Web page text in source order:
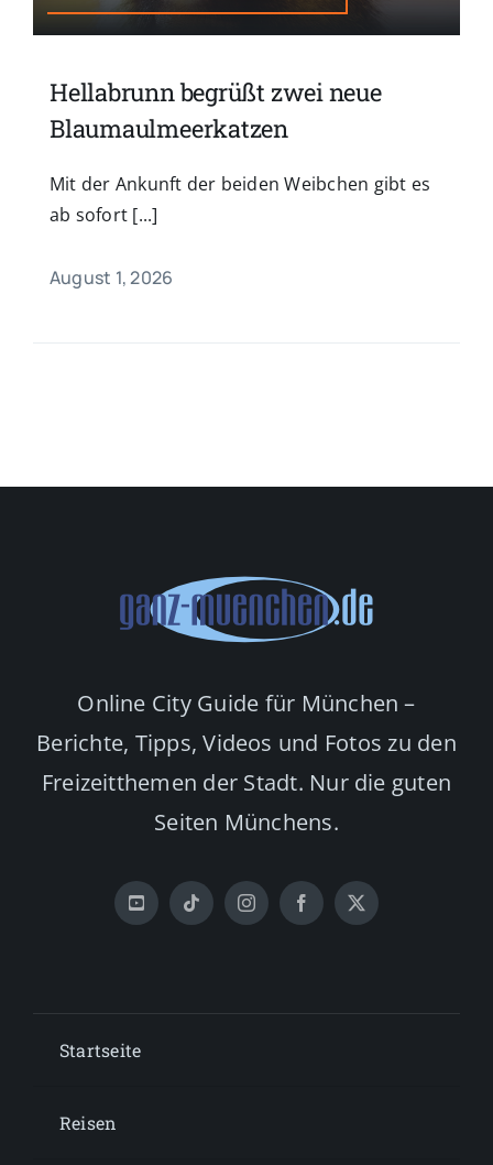
Hellabrunn begrüßt zwei neue
Blaumaulmeerkatzen
Mit der Ankunft der beiden Weibchen gibt es
ab sofort [...]
August 1, 2026
Online City Guide für München –
Berichte, Tipps, Videos und Fotos zu den
Freizeitthemen der Stadt. Nur die guten
Seiten Münchens.
Startseite
Reisen